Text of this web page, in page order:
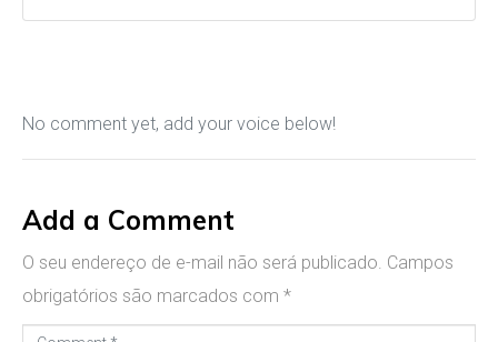
No comment yet, add your voice below!
Add a Comment
O seu endereço de e-mail não será publicado. Campos
obrigatórios são marcados com *